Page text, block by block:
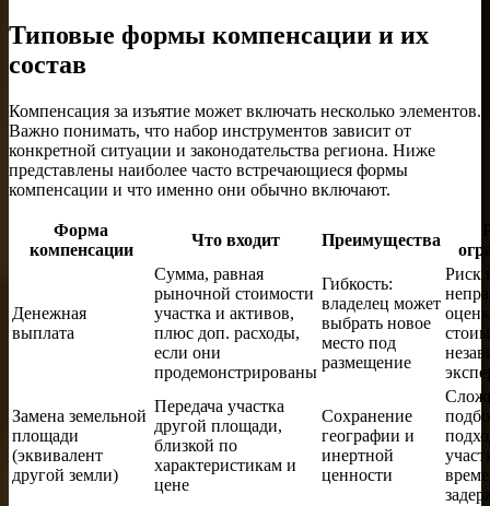
Типовые формы компенсации и их
состав
Компенсация за изъятие может включать несколько элементов.
Важно понимать, что набор инструментов зависит от
конкретной ситуации и законодательства региона. Ниже
представлены наиболее часто встречающиеся формы
компенсации и что именно они обычно включают.
Форма
компенсации
Что входит Преимущества
Денежная
выплата
Сумма, равная
рыночной стоимости
участка и активов,
плюс доп. расходы,
если они
продемонстрированы
Гибкость:
владелец может
выбрать новое
место под
размещение
Риск
Замена земельной
площади
(эквивалент
другой земли)
Передача участка
другой площади,
близкой по
характеристикам и
цене
Сохранение
географии и
инертной
ценности